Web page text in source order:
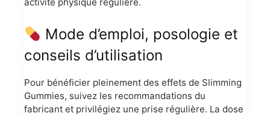
Mode d’emploi, posologie et
conseils d’utilisation
Pour bénéficier pleinement des effets de Slimming
Gummies, suivez les recommandations du
fabricant et privilégiez une prise régulière. La dose